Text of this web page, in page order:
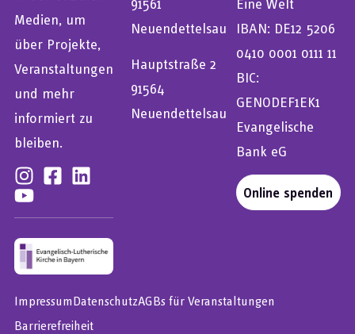
Medien, um
über Projekte,
Veranstaltungen
und mehr
informiert zu
bleiben.
Neuendettelsau
Hauptstraße 2
91564
Neuendettelsau
IBAN: DE12 5206
0410 0001 0111 11
BIC:
GENODEF1EK1
Evangelische
Bank eG
Online spenden
ImpressumDatenschutzAGBs für Veranstaltungen
Barrierefreiheit